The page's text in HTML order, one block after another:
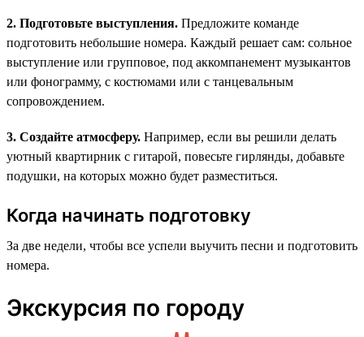
2. Подготовьте выступления. Предложите команде
подготовить небольшие номера. Каждый решает сам: сольное
выступление или групповое, под аккомпанемент музыкантов
или фонограмму, с костюмами или с танцевальным
сопровождением.
3. Создайте атмосферу. Например, если вы решили делать
уютный квартирник с гитарой, повесьте гирлянды, добавьте
подушки, на которых можно будет разместиться.
Когда начинать подготовку
За две недели, чтобы все успели выучить песни и подготовить
номера.
Экскурсия по городу